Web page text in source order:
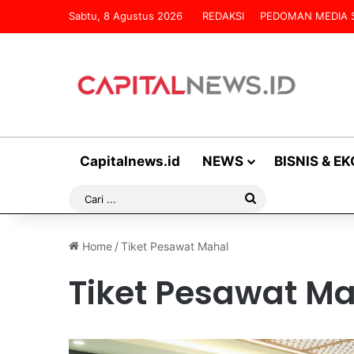
Sabtu, 8 Agustus 2026 REDAKSI PEDOMAN MEDIA
Capitalnews.id NEWS BISNIS &
Cari
Home /Tiket Pesawat Mahal
Tiket Pesawat